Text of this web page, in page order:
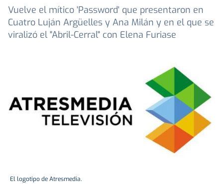
Vuelve el mítico 'Password' que presentaron en
Cuatro Luján Argüelles y Ana Milán y en el que se
viralizó el "Abril-Cerral" con Elena Furiase
El logotipo de Atresmedia.